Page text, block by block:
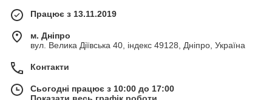
Працює з 13.11.2019
м. Дніпро
вул. Велика Діївська 40, індекс 49128, Дніпро, Україна
Контакти
Сьогодні працює з 10:00 до 17:00